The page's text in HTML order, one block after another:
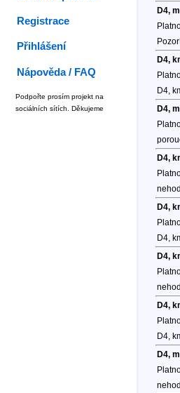
D4,
D4,
D4,
D4,
D4,
D4,
D4,
D4,
D4,
D4,
D4,
Registrace
Přihlášení
Nápověda / FAQ
Podpořte prosím projekt na
sociálních sítích. Děkujeme